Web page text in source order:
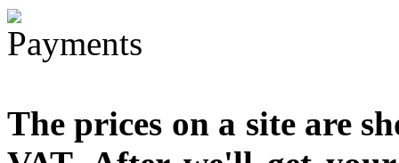
The prices on a site are